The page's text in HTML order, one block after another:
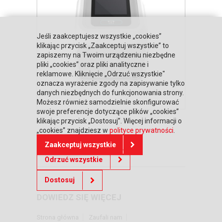
Powrót do oferty
Jeśli zaakceptujesz wszystkie „cookies”
klikając przycisk „Zaakceptuj wszystkie” to
zapiszemy na Twoim urządzeniu niezbędne
pliki „cookies” oraz pliki analityczne i
reklamowe. Kliknięcie „Odrzuć wszystkie"
oznacza wyrażenie zgody na zapisywanie tylko
danych niezbędnych do funkcjonowania strony.
Możesz również samodzielnie skonfigurować
swoje preferencje dotyczące plików „cookies”
klikając przycisk „Dostosuj”. Więcej informacji o
„cookies” znajdziesz w polityce prywatności
Zaakceptuj wszystkie
Odrzuć wszystkie
Dostosuj